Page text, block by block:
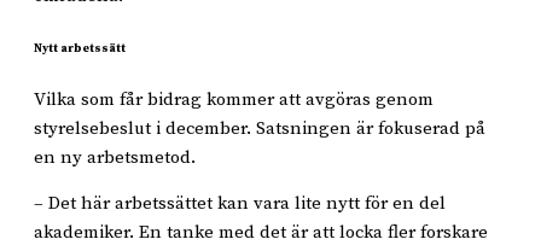
Nytt arbetssätt
Vilka som får bidrag kommer att avgöras genom
styrelsebeslut i december. Satsningen är fokuserad på
en ny arbetsmetod.
– Det här arbetssättet kan vara lite nytt för en del
akademiker. En tanke med det är att locka fler forskare